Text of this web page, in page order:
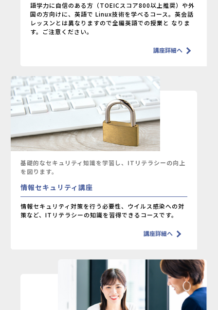
語学力に自信のある方（TOEICスコア800以上推奨）や外
国の方向けに、英語で Linux技術を学べるコース。英会話
レッスンとは異なりますので全編英語での授業と なりま
す。ご注意ください。
講座詳細へ
基礎的なセキュリティ知識を学習し、 ITリテラシーの向上
を図ります。
情報セキュリティ講座
情報セキュリティ対策を行う必要性、ウイルス感染への対
策など、ITリテラシーの知識を習得できるコースです。
講座詳細へ